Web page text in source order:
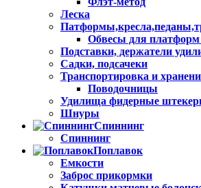
Леска
Обвесы для
Подставки, держатели
Садки, подсачеки
Транспортировка и
Поводочницы
Удилища фидерные
Шнуры
Спиннинг
Спиннинг
Поплавок
Емкости
Заброс прикормки